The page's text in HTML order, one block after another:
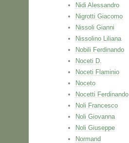
Nidi Alessandro
Nigrotti Giacomo
Nissoli Gianni
Nissolino Liliana
Nobili Ferdinando
Noceti D.
Noceti Flaminio
Noceto
Nocetti Ferdinando
Noli Francesco
Noli Giovanna
Noli Giuseppe
Normand